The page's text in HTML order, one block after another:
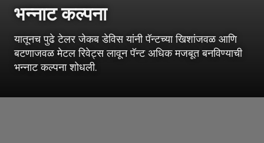
भन्नाट कल्पना
यातूनच पुढे टेलर जेकब डेविस यांनी पॅन्टच्या खिशांजवळ आणि
बटणाजवळ मेटल रिवेट्स लावून पॅन्ट अधिक मजबूत बनविण्याची
भन्नाट कल्पना शोधली.